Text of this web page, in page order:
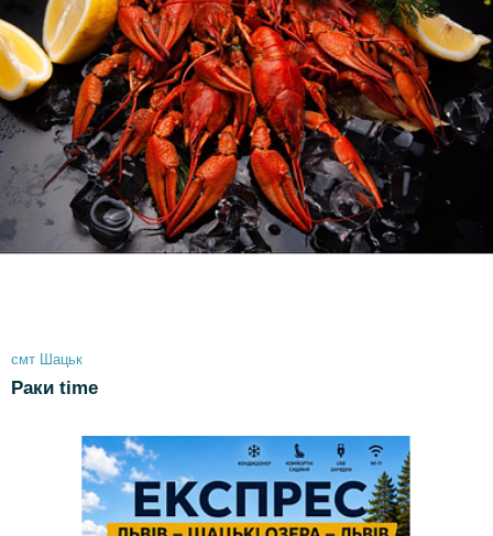
смт Шацьк
Раки time